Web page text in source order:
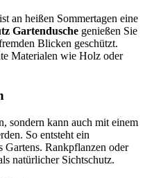
an heißen Sommertagen eine
Gartendusche genießen Sie
Blicken geschützt.
Materialen wie Holz oder
sondern kann auch mit einem
So entsteht ein
Gartens. Rankpflanzen oder
natürlicher Sichtschutz.